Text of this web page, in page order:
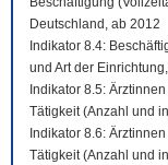
Deutschland, ab 2012
Indikator 8.4:
und Art der
Indikator 8.5:
Tätigkeit (Anzahl und
Indikator 8.6:
Tätigkeit (Anzahl und